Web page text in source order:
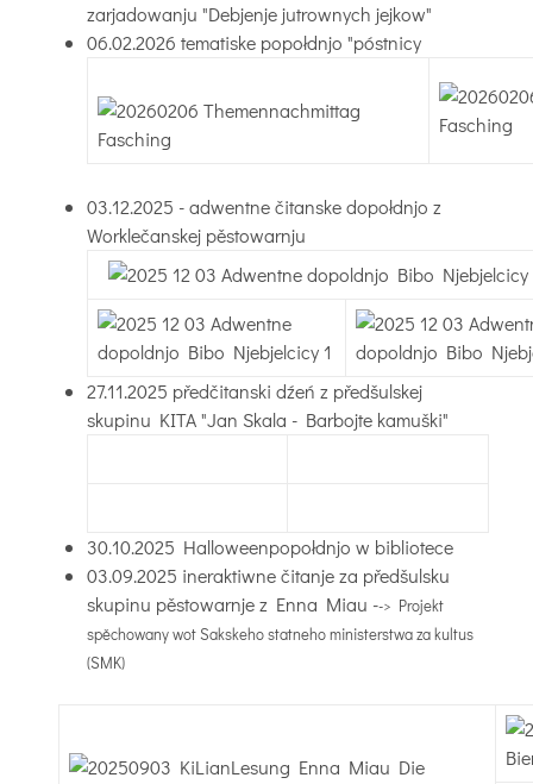
zarjadowanju "Debjenje jutrownych jejkow"
06.02.2026 tematiske popołdnjo "póstnicy
03.12.2025 - adwentne čitanske dopołdnjo z
Worklečanskej pěstowarnju
27.11.2025 předčitanski dźeń z předšulskej
skupinu KITA "Jan Skala - Barbojte kamuški"
30.10.2025 Halloweenpopołdnjo w bibliotece
03.09.2025 ineraktiwne čitanje za předšulsku
skupinu pěstowarnje z Enna Miau --> Projekt
spěchowany wot Sakskeho statneho ministerstwa za kultus
(SMK)